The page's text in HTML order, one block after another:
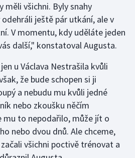
měli všichni. Byly snahy
ještě pár utkání, ale v
V momentu, kdy uděláte jeden
další," konstatoval Augusta.
u Václava Nestrašila kvůli
že bude schopen si ji
a nebudu mu kvůli jedné
nebo zkoušku něčím
mu to nepodařilo, může jít o
nebo dvou dnů. Ale chceme,
všichni poctivě trénovat a